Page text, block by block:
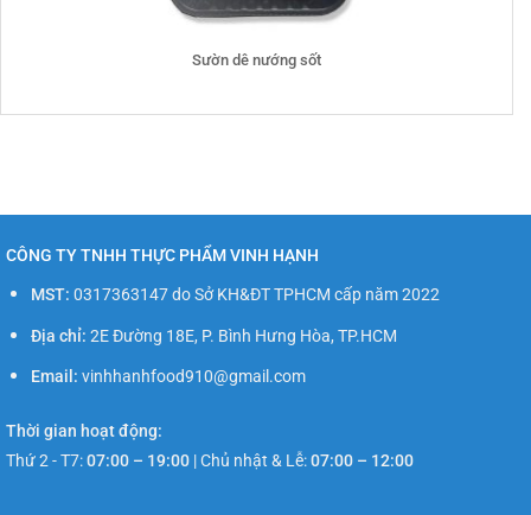
Sườn dê nướng sốt
CÔNG TY TNHH THỰC PHẨM VINH HẠNH
MST: 0317363147 do Sở KH&ĐT TPHCM cấp năm 2022
Địa chỉ: 2E Đường 18E, P. Bình Hưng Hòa, TP.HCM
Email: vinhhanhfood910@gmail.com
Thời gian hoạt động:
Thứ 2 - T7:07:00 – 19:00 |Chủ nhật & Lễ:07:00 – 12:00